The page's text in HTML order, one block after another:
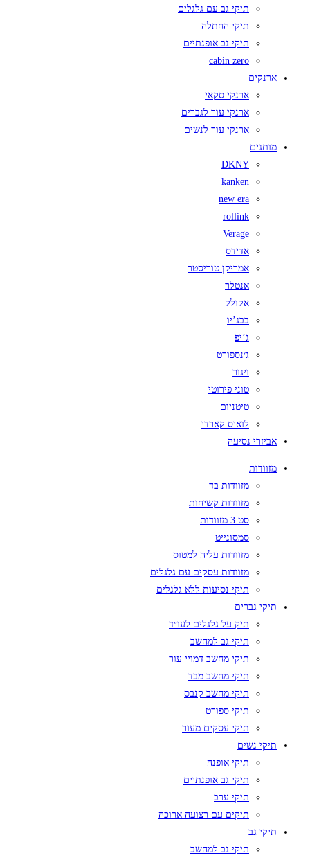
תיקי גב עם גלגלים
תיקי החתלה
תיקי גב אופנתיים
cabin zero
ארנקים
ארנקי סקאי
ארנקי עור לגברים
ארנקי עור לנשים
מותגים
DKNY
kanken
new era
rollink
Verage
אדידס
אמריקן טוריסטר
אנטלר
אקולק
בבג’יו
ג’יפ
ג׳נספורט
ויגור
טוני פירוטי
טיטניום
לואיס קארדי
אביזרי נסיעה
מזוודות
מזוודות בד
מזוודות קשיחות
סט 3 מזוודות
סמסונייט
מזוודות עליה למטוס
מזוודות עסקים עם גלגלים
תיקי נסיעות ללא גלגלים
תיקי גברים
תיק על גלגלים לעו״ד
תיקי גב למחשב
תיקי מחשב דמויי עור
תיקי מחשב מבד
תיקי מחשב קנבס
תיקי ספורט
תיקי עסקים מעור
תיקי נשים
תיקי אופנה
תיקי גב אופנתיים
תיקי ערב
תיקים עם רצועה ארוכה
תיקי גב
תיקי גב למחשב